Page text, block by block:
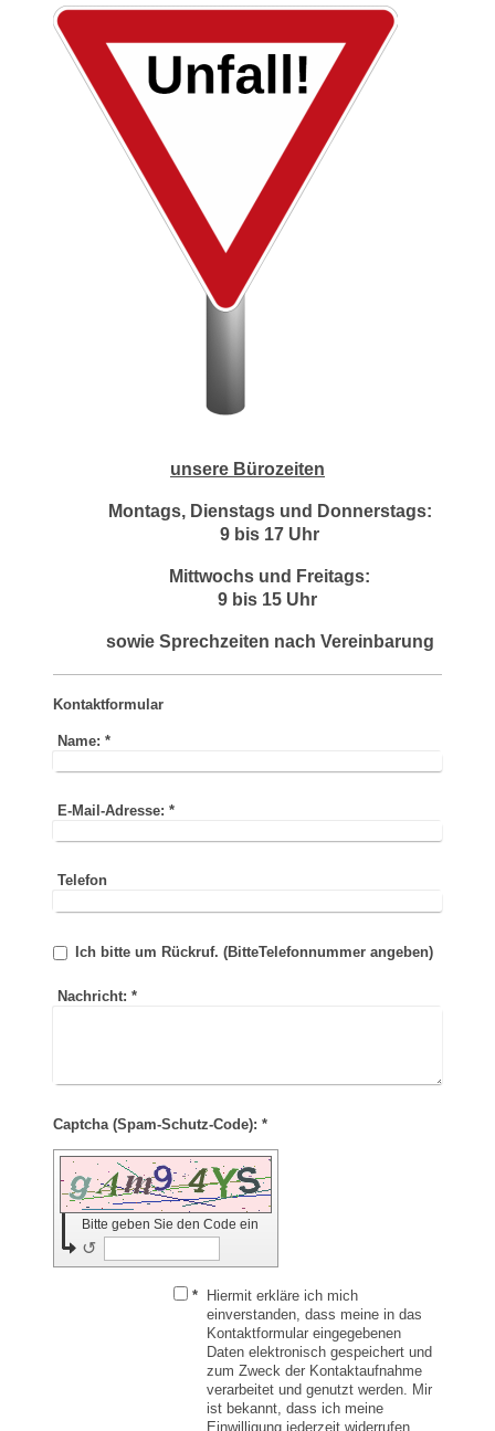
unsere Bürozeiten
Montags, Dienstags und Donnerstags:
9 bis 17 Uhr
Mittwochs und Freitags:
9 bis 15 Uhr
sowie Sprechzeiten nach Vereinbarung
Kontaktformular
Name: *
E-Mail-Adresse: *
Telefon
Ich bitte um Rückruf. (BitteTelefonnummer angeben)
Nachricht: *
Captcha (Spam-Schutz-Code): *
Bitte geben Sie den Code ein
↺
* Hiermit erkläre ich mich
einverstanden, dass meine in das
Kontaktformular eingegebenen
Daten elektronisch gespeichert und
zum Zweck der Kontaktaufnahme
verarbeitet und genutzt werden. Mir
ist bekannt, dass ich meine
Einwilligung jederzeit widerrufen